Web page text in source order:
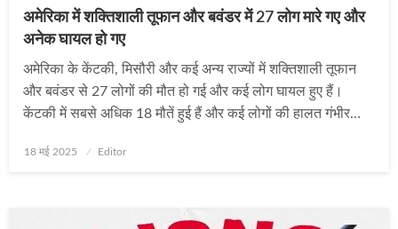
अमेरिका में शक्तिशाली तूफान और बवंडर में 27 लोग मारे गए और
अनेक घायल हो गए
अमेरिका के केंटकी, मिसौरी और कई अन्य राज्यों में शक्तिशाली तूफान
और बवंडर से 27 लोगों की मौत हो गई और कई लोग घायल हुए हैं।
केंटकी में सबसे अधिक 18 मौतें हुई हैं और कई लोगों की हालत गंभीर…
Posted
18 मई 2025 Editor